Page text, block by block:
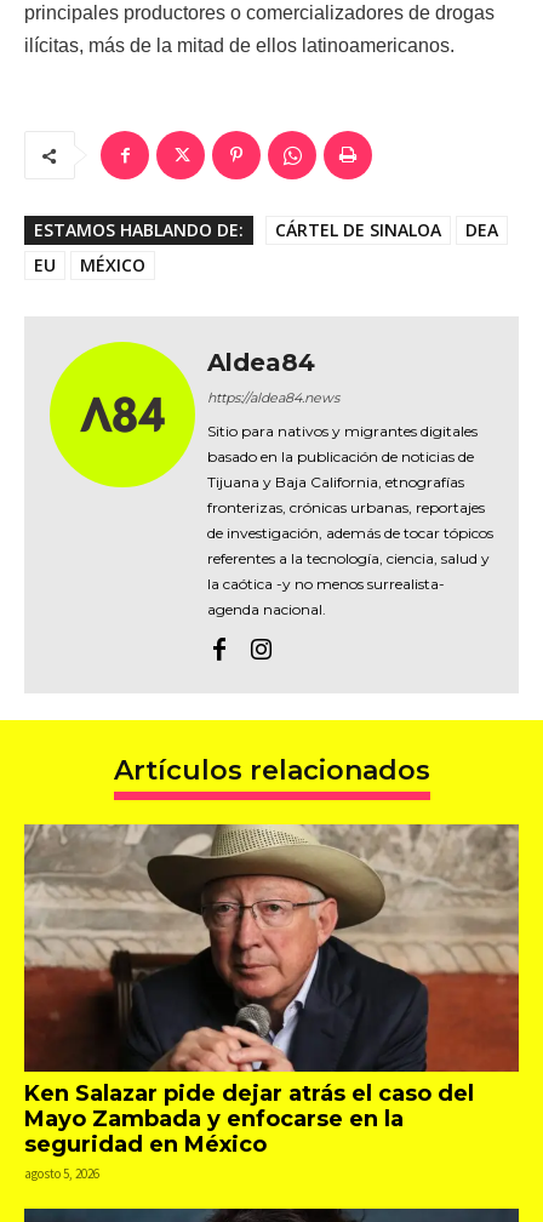
principales productores o comercializadores de drogas
ilícitas, más de la mitad de ellos latinoamericanos.
ESTAMOS HABLANDO DE: CÁRTEL DE SINALOA
DEA
EU
MÉXICO
Aldea84
https://aldea84.news
Sitio para nativos y migrantes digitales
basado en la publicación de noticias de
Tijuana y Baja California, etnografías
fronterizas, crónicas urbanas, reportajes
de investigación, además de tocar tópicos
referentes a la tecnología, ciencia, salud y
la caótica -y no menos surrealista-
agenda nacional.
Artículos relacionados
Ken Salazar pide dejar atrás el caso del
Mayo Zambada y enfocarse en la
seguridad en México
agosto 5, 2026